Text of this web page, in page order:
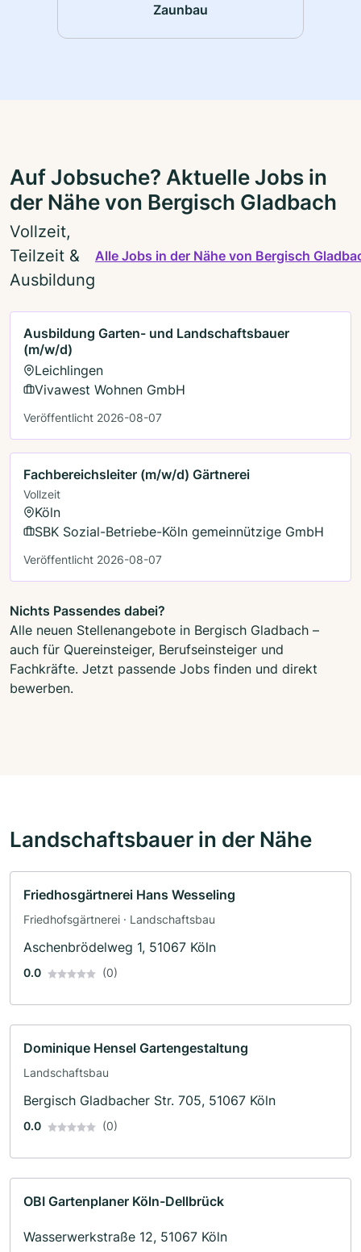
Zaunbau
Auf Jobsuche? Aktuelle Jobs in
der Nähe von Bergisch Gladbach
Vollzeit,
Teilzeit &
Ausbildung
Alle Jobs in der Nähe von Bergisch
Ausbildung Garten- und Landschaftsbauer
(m/w/d)
Leichlingen
Vivawest Wohnen GmbH
Veröffentlicht 2026-08-07
Fachbereichsleiter (m/w/d) Gärtnerei
Vollzeit
Köln
SBK Sozial-Betriebe-Köln gemeinnützige GmbH
Veröffentlicht 2026-08-07
Nichts Passendes dabei?
Alle neuen Stellenangebote in Bergisch Gladbach –
auch für Quereinsteiger, Berufseinsteiger und
Fachkräfte. Jetzt passende Jobs finden und direkt
bewerben.
Landschaftsbauer in der Nähe
Friedhosgärtnerei Hans Wesseling
Friedhofsgärtnerei · Landschaftsbau
Aschenbrödelweg 1, 51067 Köln
0.0 (0)
Dominique Hensel Gartengestaltung
Landschaftsbau
Bergisch Gladbacher Str. 705, 51067 Köln
0.0 (0)
OBI Gartenplaner Köln-Dellbrück
Wasserwerkstraße 12, 51067 Köln